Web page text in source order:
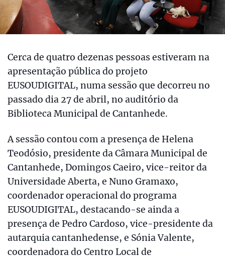
Cerca de quatro dezenas pessoas estiveram na
apresentação pública do projeto
EUSOUDIGITAL, numa sessão que decorreu no
passado dia 27 de abril, no auditório da
Biblioteca Municipal de Cantanhede.
A sessão contou com a presença de Helena
Teodósio, presidente da Câmara Municipal de
Cantanhede, Domingos Caeiro, vice-reitor da
Universidade Aberta, e Nuno Gramaxo,
coordenador operacional do programa
EUSOUDIGITAL, destacando-se ainda a
presença de Pedro Cardoso, vice-presidente da
autarquia cantanhedense, e Sónia Valente,
coordenadora do Centro Local de